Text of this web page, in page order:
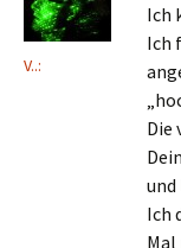
V..:
Ich
Ich
Die
und
Ich